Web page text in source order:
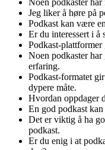
Jeg liker å høre på
Podkast kan være
Er du interessert i å
Podkast-
Noen podkaster har
erfaring.
Podkast-formatet
dypere måte.
Hvordan oppdager
En god podkast
Det er viktig å ha
podkast.
Er du enig i at